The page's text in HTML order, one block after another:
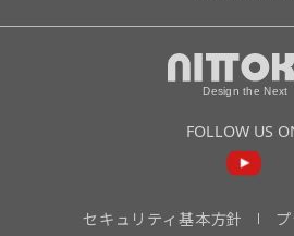
FOLLOW US
セキュリティ基本方針